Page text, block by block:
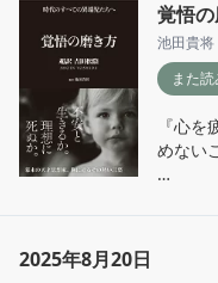
覚悟
池田貴将
また
『心
めない
2025年8月20日